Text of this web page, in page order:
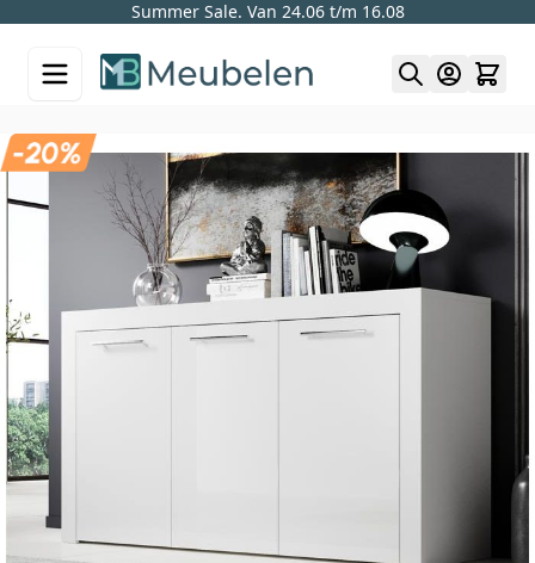
Summer Sale. Van 24.06 t/m 16.08